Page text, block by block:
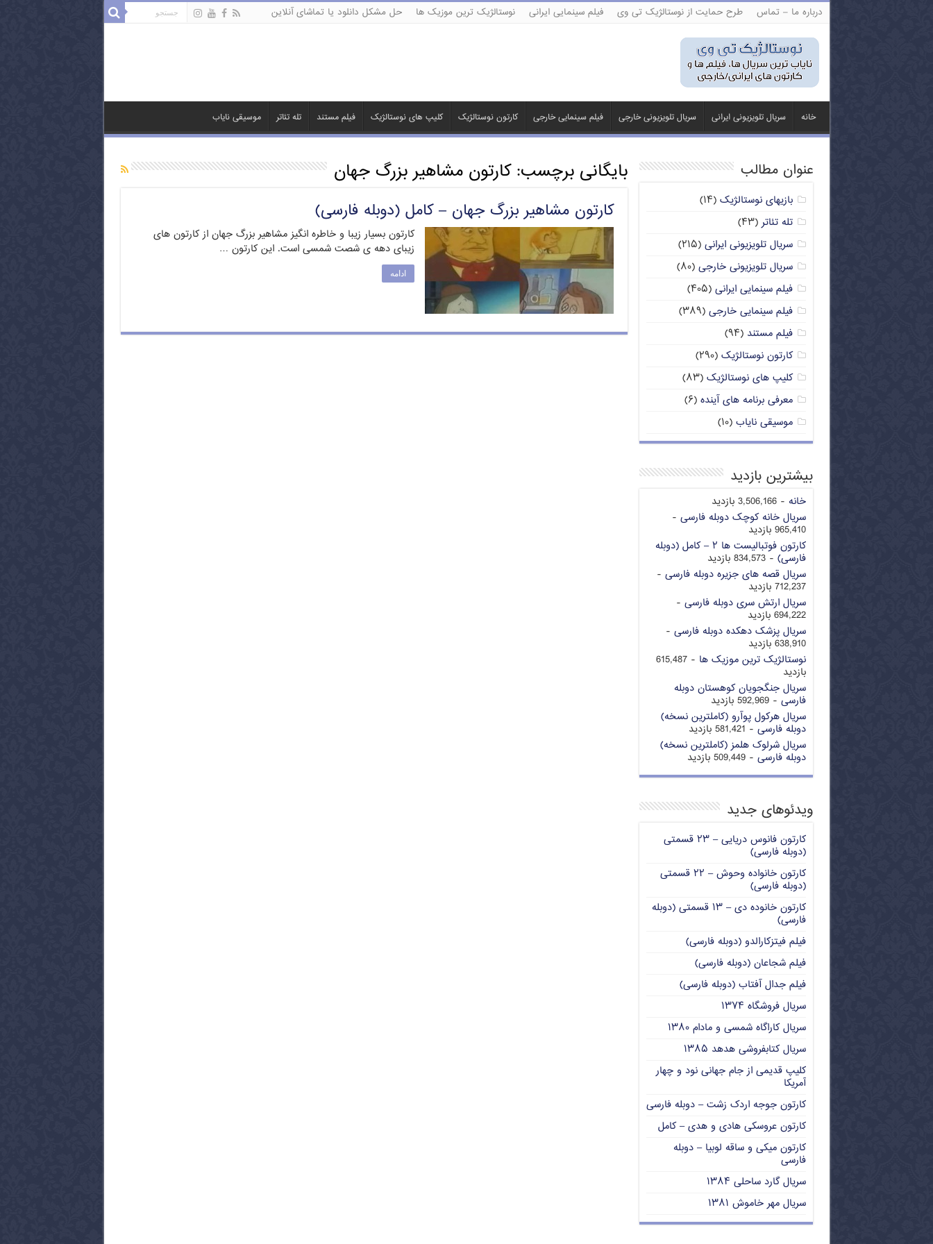
درباره ما – تماس طرح حمایت از نوستالژیک تی وی فیلم سینمایی ایرانی نوستالژیک ترین موزیک ها حل مشکل دانلود یا تماشای آنلاین
خانه سریال تلویزیونی ایرانی سریال تلویزیونی خارجی فیلم سینمایی خارجی کارتون نوستالژیک کلیپ های نوستالژیک فیلم مستند تله تئاتر موسیقی نایاب
بایگانی برچسب:کارتون مشاهیر بزرگ جهان
کارتون مشاهیر بزرگ جهان – کامل (دوبله فارسی)
کارتون بسیار زیبا و خاطره انگیز مشاهیر بزرگ جهان از کارتون های
زیبای دهه ی شصت شمسی است. این کارتون …
ادامه
عنوان مطالب
بازیهای نوستالژیک (۱۴)
تله تئاتر(۴۳)
سریال تلویزیونی ایرانی (۲۱۵)
سریال تلویزیونی خارجی (۸۰)
فیلم سینمایی ایرانی (۴۰۵)
فیلم سینمایی خارجی (۳۸۹)
فیلم مستند (۹۴)
کارتون نوستالژیک (۲۹۰)
کلیپ های نوستالژیک (۸۳)
معرفی برنامه های آینده (۶)
موسیقی نایاب (۱۰)
بیشترین بازدید
خانه - 3,506,166 بازدید
سریال خانه کوچک دوبله فارسی -
965,410 بازدید
کارتون فوتبالیست ها ۲ – کامل (دوبله
فارسی) - 834,573 بازدید
سریال قصه های جزیره دوبله فارسی -
712,237 بازدید
سریال ارتش سری دوبله فارسی -
694,222 بازدید
سریال پزشک دهکده دوبله فارسی -
638,910 بازدید
نوستالژیک ترین موزیک ها
- 615,487
بازدید
سریال جنگجویان کوهستان دوبله
فارسی - 592,969 بازدید
سریال هرکول پوآرو (کاملترین نسخه)
دوبله فارسی - 581,421 بازدید
سریال شرلوک هلمز (کاملترین نسخه)
دوبله فارسی - 509,449 بازدید
ویدئوهای جدید
کارتون فانوس دریایی – ۲۳ قسمتی
(دوبله فارسی)
کارتون خانواده وحوش – ۲۲ قسمتی
(دوبله فارسی)
کارتون خانوده دی – ۱۳ قسمتی (دوبله
فارسی)
فیلم فیتزکارالدو (دوبله فارسی)
فیلم شجاعان (دوبله فارسی)
فیلم جدال آفتاب (دوبله فارسی)
سریال فروشگاه ۱۳۷۴
سریال کاراگاه شمسی و مادام ۱۳۸۰
سریال کتابفروشی هدهد ۱۳۸۵
کلیپ قدیمی از جام جهانی نود و چهار
آمریکا
کارتون جوجه اردک زشت – دوبله فارسی
کارتون عروسکی هادی و هدی – کامل
کارتون میکی و ساقه لوبیا – دوبله
فارسی
سریال گارد ساحلی ۱۳۸۴
سریال مهر خاموش ۱۳۸۱